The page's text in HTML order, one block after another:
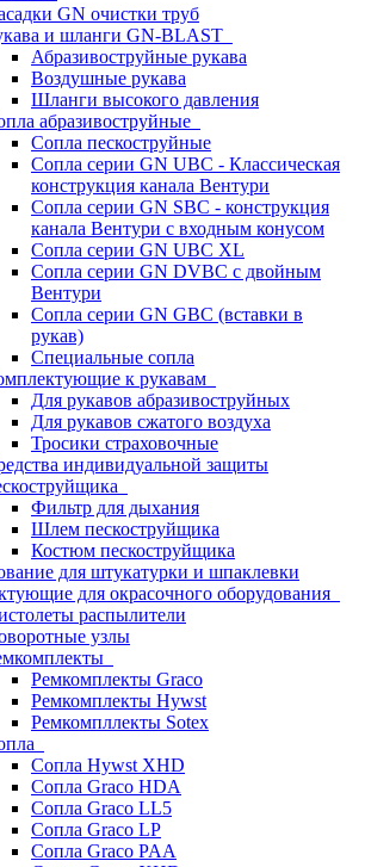
GN очистки труб
и шланги GN-BLAST
Абразивоструйные рукава
Воздушные рукава
Шланги высокого давления
абразивоструйные
Сопла пескоструйные
Сопла серии GN UBC - Классическая
конструкция канала Вентури
Сопла серии GN SBC - конструкция
канала Вентури c входным конусом
Сопла серии GN UBC XL
Сопла серии GN DVBC с двойным
Вентури
Сопла серии GN GBC (вставки в
рукав)
Специальные сопла
к рукавам
Для рукавов абразивоструйных
Для рукавов сжатого воздуха
Тросики страховочные
индивидуальной защиты
Фильтр для дыхания
Шлем пескоструйщика
Костюм пескоструйщика
для штукатурки и шпаклевки
для окрасочного оборудования
распылители
узлы
Ремкомплекты Graco
Ремкомплекты Hywst
Ремкомпллекты Sotex
Сопла Hywst XHD
Сопла Graco HDA
Сопла Graco LL5
Сопла Graco LP
Сопла Graco PAA